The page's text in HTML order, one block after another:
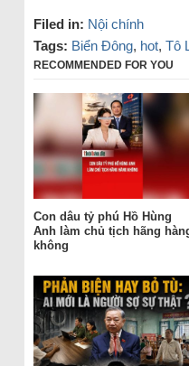
Filed in: Nội chính
Tags: Biển Đông, hot, Tô
RECOMMENDED FOR YOU
Con dâu tỷ phú Hồ Hùng
Anh làm chủ tịch hãng
không